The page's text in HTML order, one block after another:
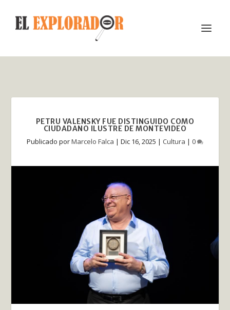
PETRU VALENSKY FUE DISTINGUIDO COMO
CIUDADANO ILUSTRE DE MONTEVIDEO
Publicado porMarcelo Falca | Dic 16, 2025 | Cultura | 0